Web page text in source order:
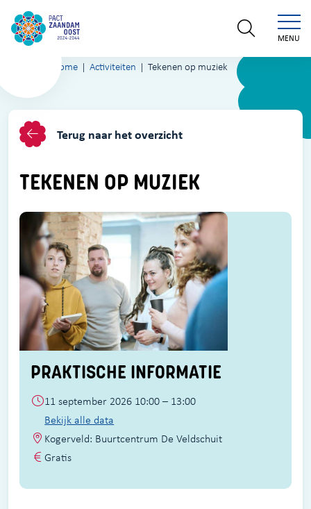
MENU
Home Activiteiten Tekenen op muziek
Terug naar het overzicht
TEKENEN OP MUZIEK
PRAKTISCHE INFORMATIE
11 september 2026 10:00 – 13:00
Bekijk alle data
Kogerveld: Buurtcentrum De Veldschuit
Gratis